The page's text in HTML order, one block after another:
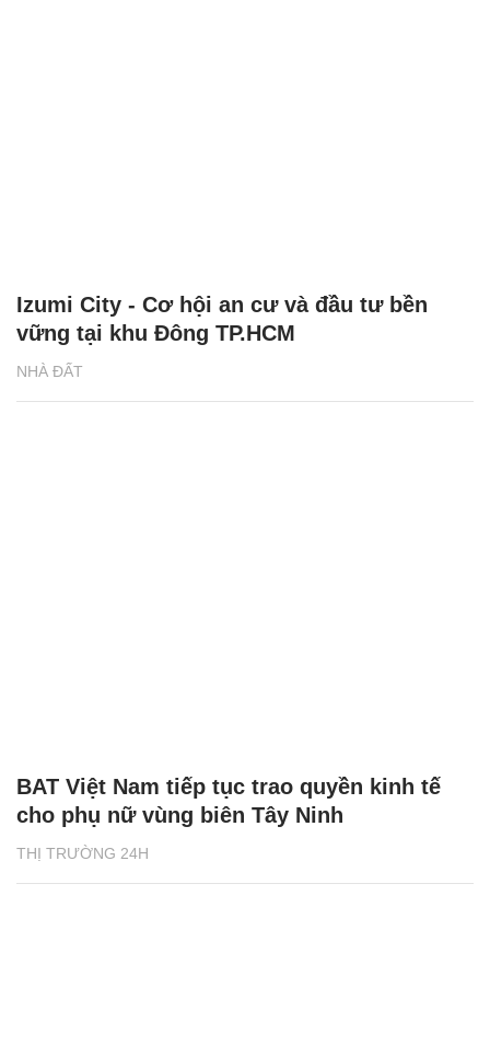
NHÀ ĐẤT
Izumi City - Cơ hội an cư và đầu tư bền
vững tại khu Đông TP.HCM
THỊ TRƯỜNG 24H
BAT Việt Nam tiếp tục trao quyền kinh tế
cho phụ nữ vùng biên Tây Ninh